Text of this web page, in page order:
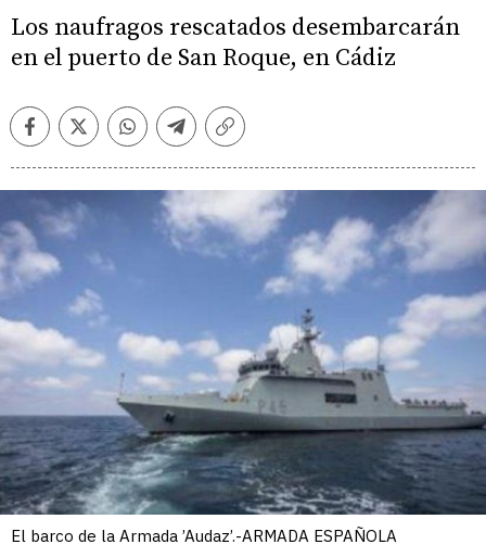
Los naufragos rescatados desembarcarán
en el puerto de San Roque, en Cádiz
FacebookTwitterWhatsappTelegramCopiar
El barco de la Armada ’Audaz’.-ARMADA ESPAÑOLA